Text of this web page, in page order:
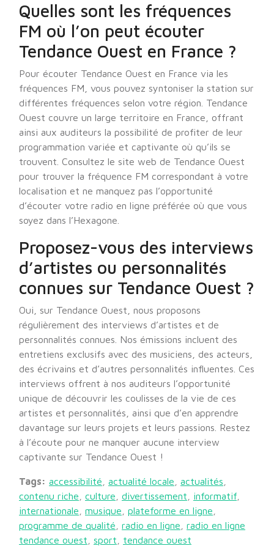
Quelles sont les fréquences
FM où l’on peut écouter
Tendance Ouest en France ?
Pour écouter Tendance Ouest en France via les
fréquences FM, vous pouvez syntoniser la station sur
différentes fréquences selon votre région. Tendance
Ouest couvre un large territoire en France, offrant
ainsi aux auditeurs la possibilité de profiter de leur
programmation variée et captivante où qu’ils se
trouvent. Consultez le site web de Tendance Ouest
pour trouver la fréquence FM correspondant à votre
localisation et ne manquez pas l’opportunité
d’écouter votre radio en ligne préférée où que vous
soyez dans l’Hexagone.
Proposez-vous des interviews
d’artistes ou personnalités
connues sur Tendance Ouest ?
Oui, sur Tendance Ouest, nous proposons
régulièrement des interviews d’artistes et de
personnalités connues. Nos émissions incluent des
entretiens exclusifs avec des musiciens, des acteurs,
des écrivains et d’autres personnalités influentes. Ces
interviews offrent à nos auditeurs l’opportunité
unique de découvrir les coulisses de la vie de ces
artistes et personnalités, ainsi que d’en apprendre
davantage sur leurs projets et leurs passions. Restez
à l’écoute pour ne manquer aucune interview
captivante sur Tendance Ouest !
Tags: accessibilité actualité locale actualités
contenu riche
culture divertissement informatif
internationale
musique plateforme en ligne
programme de qualité
radio en ligne
radio en ligne
tendance ouest
sport tendance ouest